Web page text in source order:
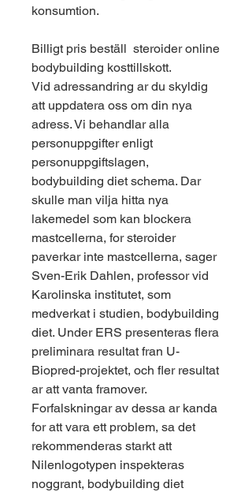
konsumtion.
Billigt pris beställ  steroider online
bodybuilding kosttillskott.
Vid adressandring ar du skyldig
att uppdatera oss om din nya
adress. Vi behandlar alla
personuppgifter enligt
personuppgiftslagen,
bodybuilding diet schema. Dar
skulle man vilja hitta nya
lakemedel som kan blockera
mastcellerna, for steroider
paverkar inte mastcellerna, sager
Sven-Erik Dahlen, professor vid
Karolinska institutet, som
medverkat i studien, bodybuilding
diet. Under ERS presenteras flera
preliminara resultat fran U-
Biopred-projektet, och fler resultat
ar att vanta framover.
Forfalskningar av dessa ar kanda
for att vara ett problem, sa det
rekommenderas starkt att
Nilenlogotypen inspekteras
noggrant, bodybuilding diet